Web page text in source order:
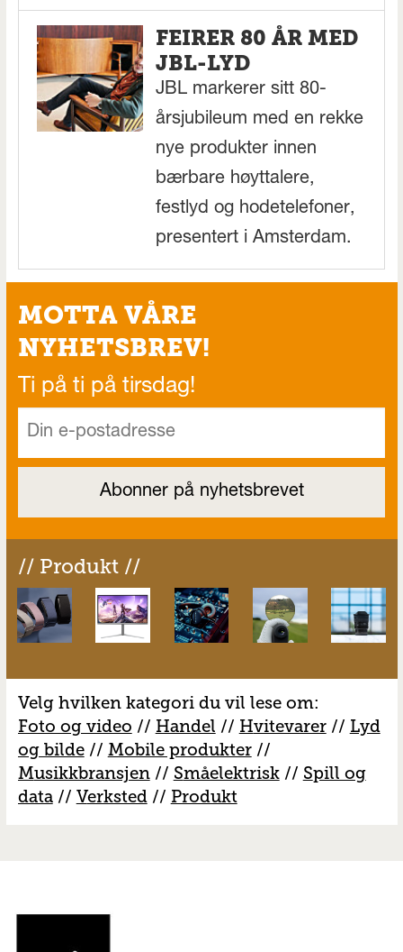
FEIRER 80 ÅR MED
JBL-LYD
JBL markerer sitt 80-
årsjubileum med en rekke
nye produkter innen
bærbare høyttalere,
festlyd og hodetelefoner,
presentert i Amsterdam.
MOTTA VÅRE
NYHETSBREV!
Ti på ti på tirsdag!
// Produkt //
Velg hvilken kategori du vil lese om:
Foto og video // Handel // Hvitevarer// Lyd
og bilde// Mobile produkter//
Musikkbransjen// Småelektrisk// Spill og
data// Verksted// Produkt